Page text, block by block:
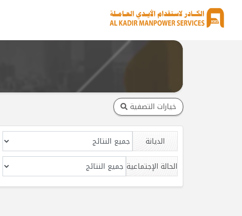
خيارات التصفية
الديانة
الحالة الإجتماعية